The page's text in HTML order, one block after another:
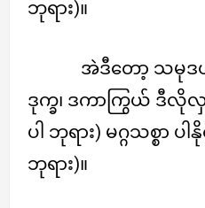
ဘုရား)။
အဲဒီတော့ သမုဒ
ဒုက္ခ၊ ဒကာကြွယ် ဒီ
ပါ ဘုရား) မဂ္ဂသစ္စာ ပါ
ဘုရား)။